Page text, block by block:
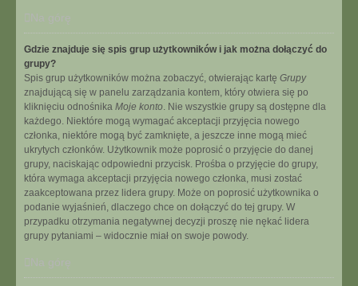
Na górę
Gdzie znajduje się spis grup użytkowników i jak można dołączyć do
grupy?
Spis grup użytkowników można zobaczyć, otwierając kartę Grupy
znajdującą się w panelu zarządzania kontem, który otwiera się po
kliknięciu odnośnika Moje konto. Nie wszystkie grupy są dostępne dla
każdego. Niektóre mogą wymagać akceptacji przyjęcia nowego
członka, niektóre mogą być zamknięte, a jeszcze inne mogą mieć
ukrytych członków. Użytkownik może poprosić o przyjęcie do danej
grupy, naciskając odpowiedni przycisk. Prośba o przyjęcie do grupy,
która wymaga akceptacji przyjęcia nowego członka, musi zostać
zaakceptowana przez lidera grupy. Może on poprosić użytkownika o
podanie wyjaśnień, dlaczego chce on dołączyć do tej grupy. W
przypadku otrzymania negatywnej decyzji proszę nie nękać lidera
grupy pytaniami – widocznie miał on swoje powody.
Na górę